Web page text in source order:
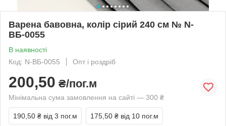
Варена бавовна, колір сірий 240 см № N-
ВБ-0055
В наявності
Код: N-ВБ-0055
Опт і роздріб
200,50 ₴/пог.м
Мінімальна сума замовлення на сайті — 300 ₴
190,50 ₴ від 3 пог.м 175,50 ₴ від 10 пог.м